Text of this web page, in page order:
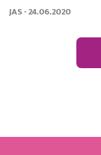
JAS - 24.06.2020